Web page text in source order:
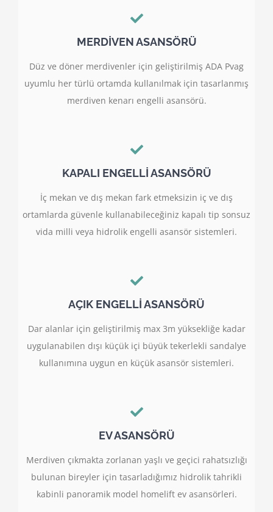
MERDİVEN ASANSÖRÜ
Düz ve döner merdivenler için geliştirilmiş ADA Pvag
uyumlu her türlü ortamda kullanılmak için tasarlanmış
merdiven kenarı engelli asansörü.
KAPALI ENGELLİ ASANSÖRÜ
İç mekan ve dış mekan fark etmeksizin iç ve dış
ortamlarda güvenle kullanabileceğiniz kapalı tip sonsuz
vida milli veya hidrolik engelli asansör sistemleri.
AÇIK ENGELLİ ASANSÖRÜ
Dar alanlar için geliştirilmiş max 3m yüksekliğe kadar
uygulanabilen dışı küçük içi büyük tekerlekli sandalye
kullanımına uygun en küçük asansör sistemleri.
EV ASANSÖRÜ
Merdiven çıkmakta zorlanan yaşlı ve geçici rahatsızlığı
bulunan bireyler için tasarladığımız hidrolik tahrikli
kabinli panoramik model homelift ev asansörleri.